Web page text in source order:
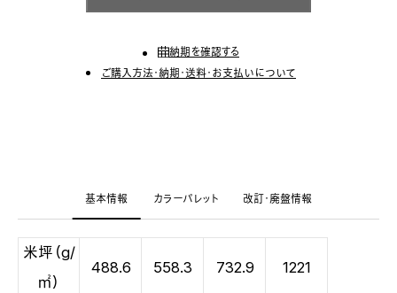
納期を確認する
ご購入方法・納期・送料・お支払いについて
基本情報 カラーパレット 改訂・廃盤情報
米坪（g/
㎡）
488.6 558.3 732.9 1221